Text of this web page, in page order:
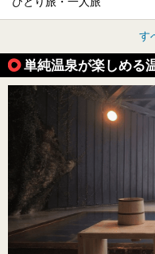
す
単純温泉が楽しめる